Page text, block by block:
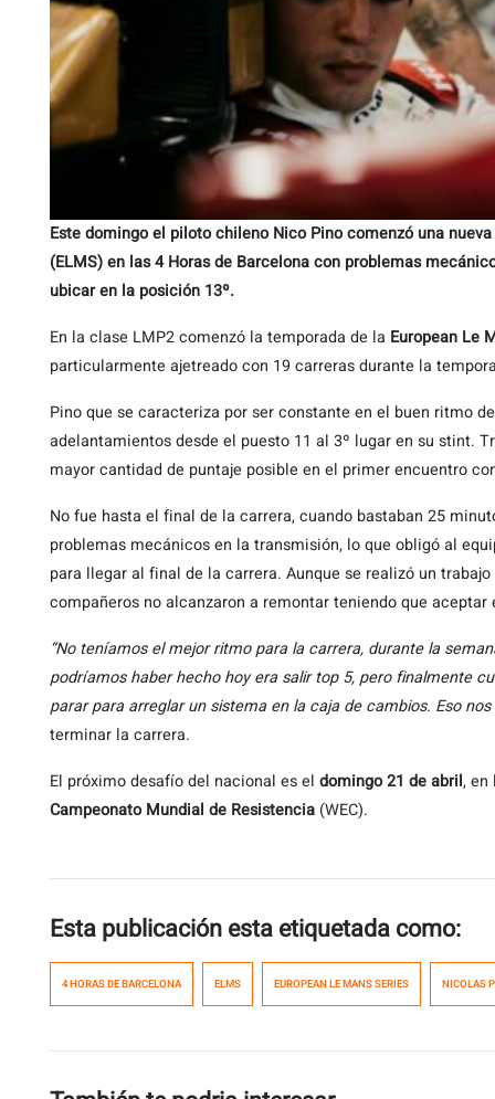
Este domingo el piloto chileno Nico Pino comenzó una
(ELMS) en las 4 Horas de Barcelona con problemas
ubicar en la posición 13º.
En la clase LMP2 comenzó la temporada de la European Le
particularmente ajetreado con 19 carreras durante la
Pino que se caracteriza por ser constante en el buen ritmo
adelantamientos desde el puesto 11 al 3º lugar en su stint.
mayor cantidad de puntaje posible en el primer encuentro
No fue hasta el final de la carrera, cuando bastaban 25
problemas mecánicos en la transmisión, lo que obligó al
para llegar al final de la carrera. Aunque se realizó un
compañeros no alcanzaron a remontar teniendo que aceptar
“No teníamos el mejor ritmo para la carrera, durante la
podríamos haber hecho hoy era salir top 5, pero finalmente
parar para arreglar un sistema en la caja de cambios. Eso
terminar la carrera.
El próximo desafío del nacional es el domingo 21 de abril,
Campeonato Mundial de Resistencia (WEC).
Esta publicación esta etiquetada como:
4 HORAS DE BARCELONA ELMS EUROPEAN LE MANS SERIES NICOLAS